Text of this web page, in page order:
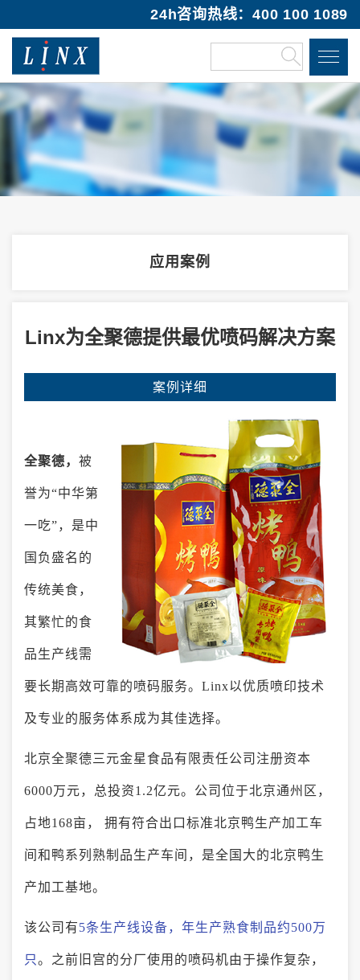
24h咨询热线：400 100 1089
应用案例
Linx为全聚德提供最优喷码解决方案
案例详细
全聚德， 被
誉为“中华第
一吃”，是中
国负盛名的
传统美食，
其繁忙的食
品生产线需
要长期高效可靠的喷码服务。Linx以优质喷印技术
及专业的服务体系成为其佳选择。
北京全聚德三元金星食品有限责任公司注册资本
6000万元，总投资1.2亿元。公司位于北京通州区，
占地168亩， 拥有符合出口标准北京鸭生产加工车
间和鸭系列熟制品生产车间，是全国大的北京鸭生
产加工基地。
该公司有5条生产线设备，年生产熟食制品约500万
只。之前旧宫的分厂使用的喷码机由于操作复杂，